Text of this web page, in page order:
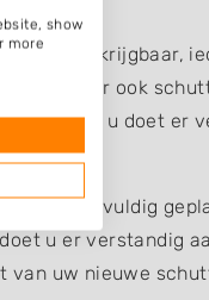
verkrijgbaar,
maar ook
tuin, dus u doet er
zorgvuldig
u er verstandig
van uw nieuwe
show
more